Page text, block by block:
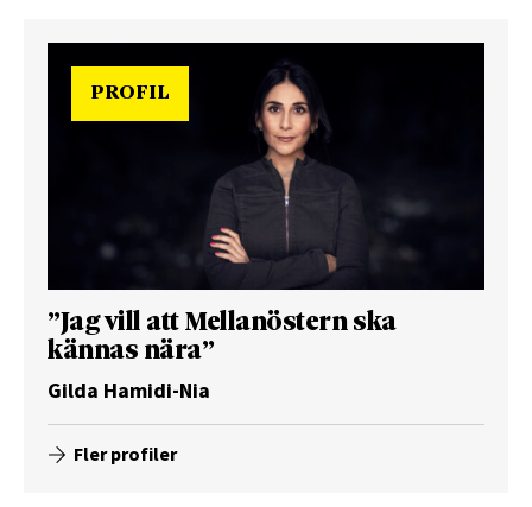
PROFIL
”Jag vill att Mellanöstern ska
kännas nära”
Gilda Hamidi-Nia
Fler profiler